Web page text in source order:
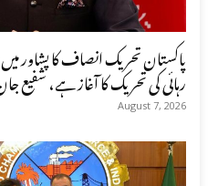
پاکستان تحریک انصاف کا پشاور
رہائی کی تحریک کا آغاز ہے، شفیع
August 7, 2026